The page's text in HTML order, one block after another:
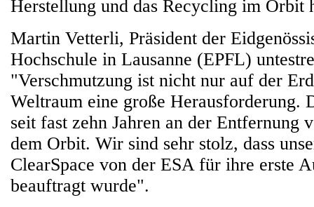
Herstellung und das Recycling im Orbit
Martin Vetterli, Präsident der
Hochschule in Lausanne (EPFL)
"Verschmutzung ist nicht nur auf der
Weltraum eine große Herausforderung.
seit fast zehn Jahren an der Entfernung
dem Orbit. Wir sind sehr stolz, dass
ClearSpace von der ESA für ihre erste
beauftragt wurde".